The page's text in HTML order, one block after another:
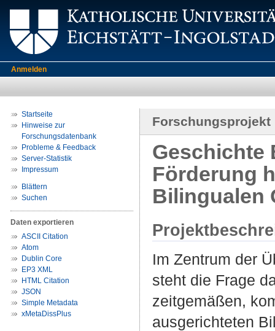
Anmelden
Startseite
Hinweise zur
Forschungsdatenbank
Probleme & Feedback
Server-Statistik
Impressum
Blättern
Suchen
Daten exportieren
ASCII Citation
Atom
Dublin Core
EP3 XML
HTML Citation
JSON
Simple Metadata
xMetaDissPlus
Forschungsprojekt
Geschichte
Förderung
Bilingualen
Im Zentrum der
steht die Frage
zeitgemäßen,
ausgerichteten